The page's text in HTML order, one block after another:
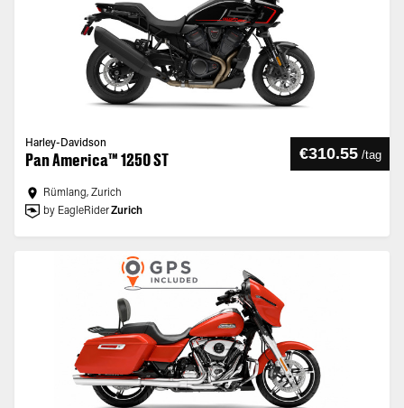
Harley-Davidson
Pan America™ 1250 ST €310.55 /tag
Rümlang, Zurich
by EagleRiderZurich